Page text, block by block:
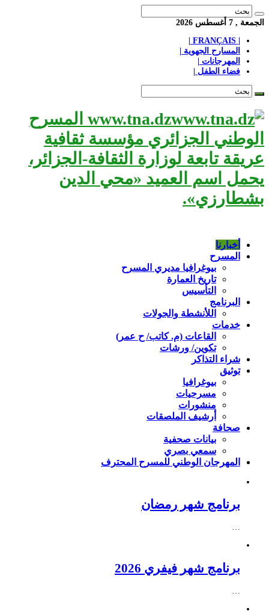
الجمعة , 7 أغسطس 2026
المسارح الجهوية |
المهرجانات |
فضاء الطفل |
www.tna.dz المسرح
الوطني الجزائري مؤسسة ثقافية
عريقة تابعة لوزارة الثقافة-الجزائر،
يحمل اسم العميد «محي الدين
بشطارزي».
أخبارنا
المسرح
بيوغرافيا مديري المسرح
تاريخ العمارة
التأسيس
البرنامج
اللأنشطة والجولات
خدمات
القاعات (م. كاتب/ ح عمر)
تكوين/ ورشات
شراء التذاكر
توثيق
بيوغرافيا
مسرحيات
منشورات
أرشيف الملصقات
صحافة
بيانات صحفية
سمعي بصري
المهرجان الوطني للمسرح المحترف
برنامج شهر رمضان
…
برنامج شهر فيفري 2026
…